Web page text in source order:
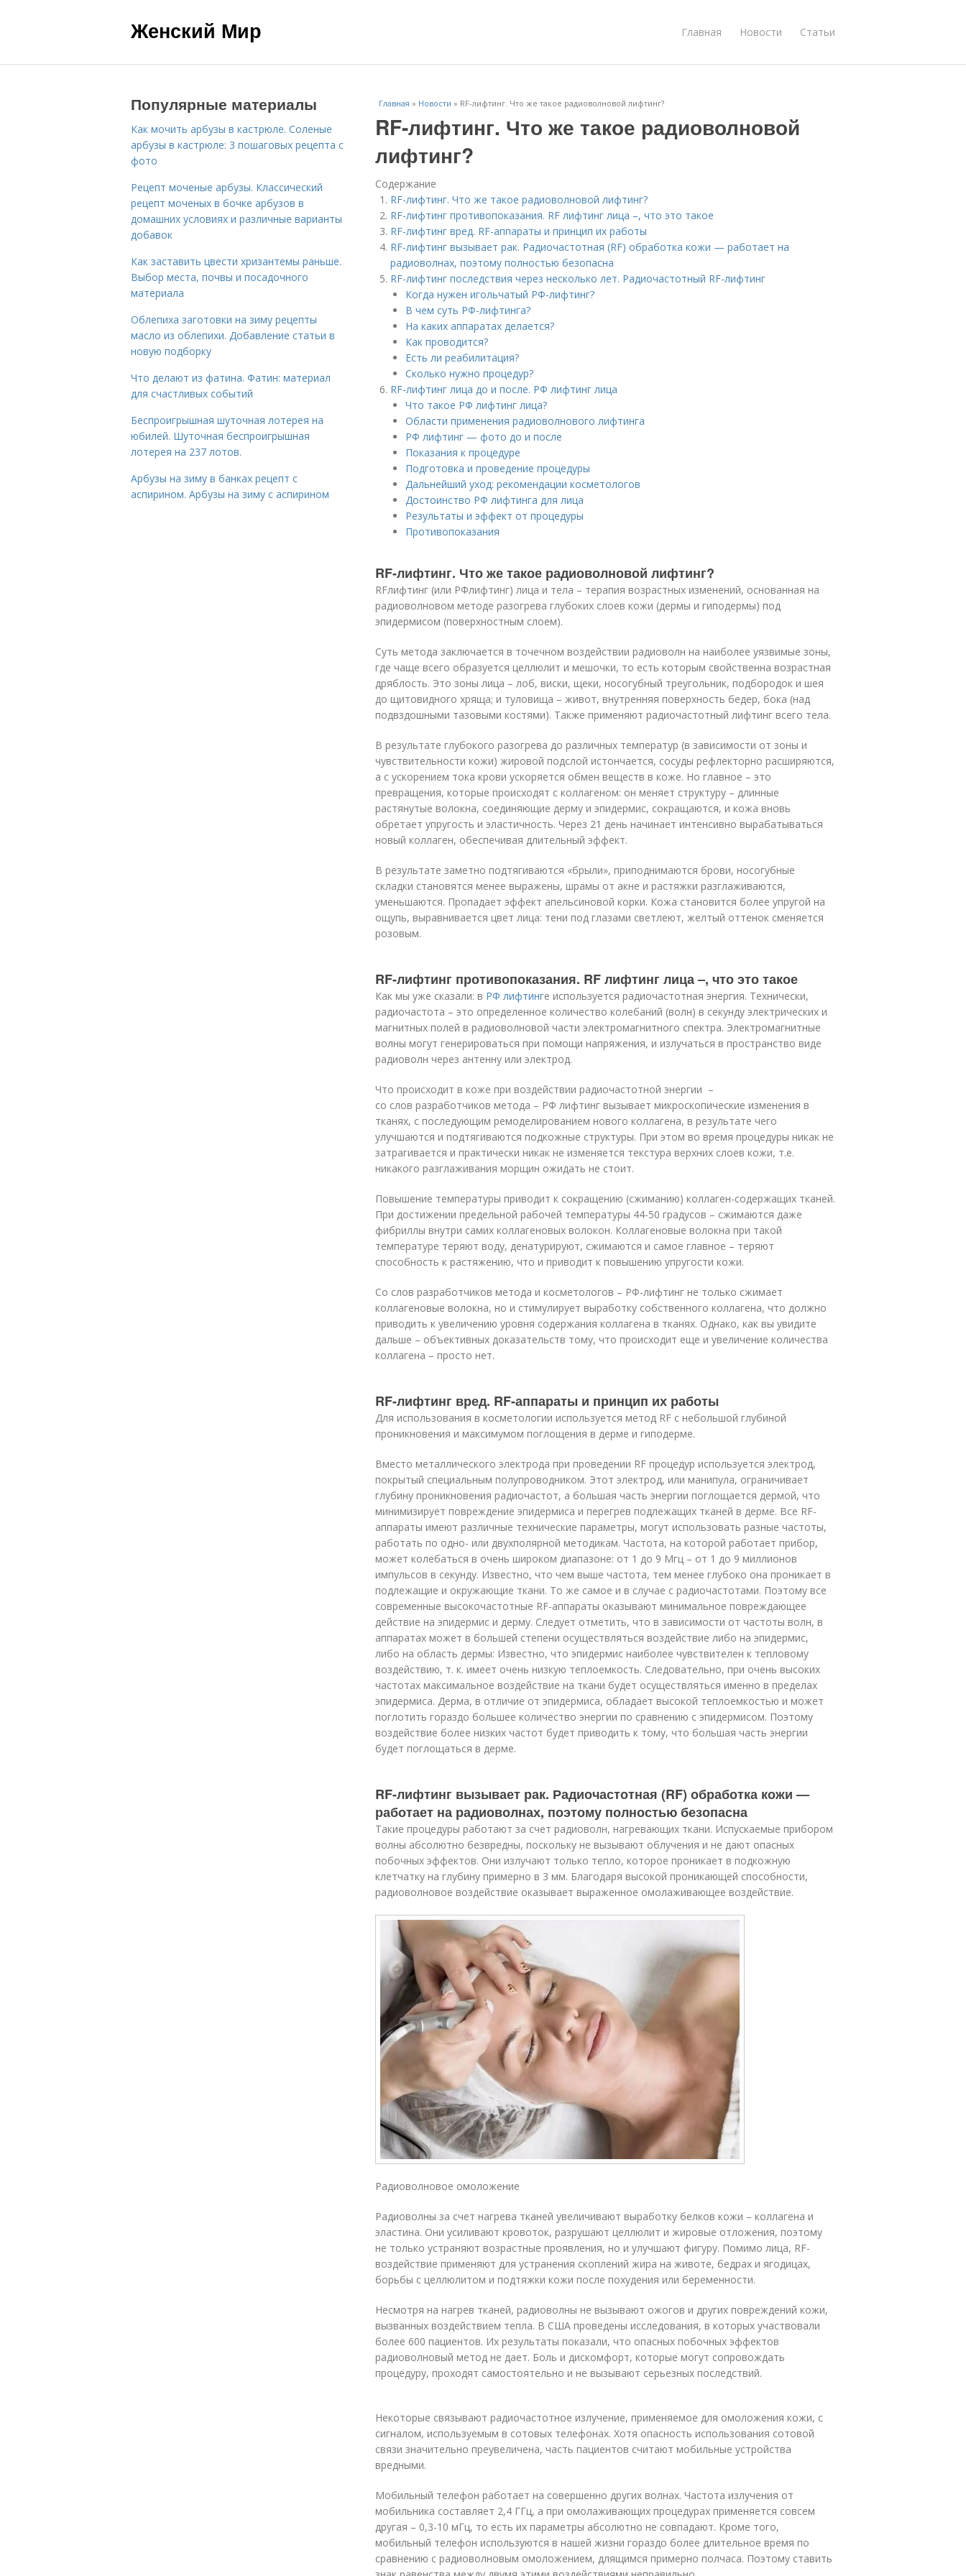
Женский Мир Главная Новости Статьи
Главная » Новости » RF-лифтинг. Что же такое радиоволновой лифтинг?
RF-лифтинг. Что же такое радиоволновой
лифтинг?
Содержание
RF-лифтинг. Что же такое радиоволновой лифтинг?
RF-лифтинг противопоказания. RF лифтинг лица –, что это такое
RF-лифтинг вред. RF-аппараты и принцип их работы
RF-лифтинг вызывает рак. Радиочастотная (RF) обработка кожи — работает на
радиоволнах, поэтому полностью безопасна
RF-лифтинг последствия через несколько лет. Радиочастотный RF-лифтинг
Когда нужен игольчатый РФ-лифтинг?
В чем суть РФ-лифтинга?
На каких аппаратах делается?
Как проводится?
Есть ли реабилитация?
Сколько нужно процедур?
RF-лифтинг лица до и после. РФ лифтинг лица
Что такое РФ лифтинг лица?
Области применения радиоволнового лифтинга
РФ лифтинг — фото до и после
Показания к процедуре
Подготовка и проведение процедуры
Дальнейший уход: рекомендации косметологов
Достоинство РФ лифтинга для лица
Результаты и эффект от процедуры
Противопоказания
RF-лифтинг. Что же такое радиоволновой лифтинг?
RFлифтинг (или РФлифтинг) лица и тела – терапия возрастных изменений, основанная на
радиоволновом методе разогрева глубоких слоев кожи (дермы и гиподермы) под
эпидермисом (поверхностным слоем).
Суть метода заключается в точечном воздействии радиоволн на наиболее уязвимые зоны,
где чаще всего образуется целлюлит и мешочки, то есть которым свойственна возрастная
дряблость. Это зоны лица – лоб, виски, щеки, носогубный треугольник, подбородок и шея
до щитовидного хряща; и туловища – живот, внутренняя поверхность бедер, бока (над
подвздошными тазовыми костями). Также применяют радиочастотный лифтинг всего тела.
В результате глубокого разогрева до различных температур (в зависимости от зоны и
чувствительности кожи) жировой подслой истончается, сосуды рефлекторно расширяются,
а с ускорением тока крови ускоряется обмен веществ в коже. Но главное – это
превращения, которые происходят с коллагеном: он меняет структуру – длинные
растянутые волокна, соединяющие дерму и эпидермис, сокращаются, и кожа вновь
обретает упругость и эластичность. Через 21 день начинает интенсивно вырабатываться
новый коллаген, обеспечивая длительный эффект.
В результате заметно подтягиваются «брыли», приподнимаются брови, носогубные
складки становятся менее выражены, шрамы от акне и растяжки разглаживаются,
уменьшаются. Пропадает эффект апельсиновой корки. Кожа становится более упругой на
ощупь, выравнивается цвет лица: тени под глазами светлеют, желтый оттенок сменяется
розовым.
RF-лифтинг противопоказания. RF лифтинг лица –, что это такое
Как мы уже сказали: в РФ лифтинге используется радиочастотная энергия. Технически,
радиочастота – это определенное количество колебаний (волн) в секунду электрических и
магнитных полей в радиоволновой части электромагнитного спектра. Электромагнитные
волны могут генерироваться при помощи напряжения, и излучаться в пространство виде
радиоволн через антенну или электрод.
Что происходит в коже при воздействии радиочастотной энергии –
со слов разработчиков метода – РФ лифтинг вызывает микроскопические изменения в
тканях, с последующим ремоделированием нового коллагена, в результате чего
улучшаются и подтягиваются подкожные структуры. При этом во время процедуры никак не
затрагивается и практически никак не изменяется текстура верхних слоев кожи, т.е.
никакого разглаживания морщин ожидать не стоит.
Повышение температуры приводит к сокращению (сжиманию) коллаген-содержащих тканей.
При достижении предельной рабочей температуры 44-50 градусов – сжимаются даже
фибриллы внутри самих коллагеновых волокон. Коллагеновые волокна при такой
температуре теряют воду, денатурируют, сжимаются и самое главное – теряют
способность к растяжению, что и приводит к повышению упругости кожи.
Со слов разработчиков метода и косметологов – РФ-лифтинг не только сжимает
коллагеновые волокна, но и стимулирует выработку собственного коллагена, что должно
приводить к увеличению уровня содержания коллагена в тканях. Однако, как вы увидите
дальше – объективных доказательств тому, что происходит еще и увеличение количества
коллагена – просто нет.
RF-лифтинг вред. RF-аппараты и принцип их работы
Для использования в косметологии используется метод RF с небольшой глубиной
проникновения и максимумом поглощения в дерме и гиподерме.
Вместо металлического электрода при проведении RF процедур используется электрод,
покрытый специальным полупроводником. Этот электрод, или манипула, ограничивает
глубину проникновения радиочастот, а большая часть энергии поглощается дермой, что
минимизирует повреждение эпидермиса и перегрев подлежащих тканей в дерме. Все RF-
аппараты имеют различные технические параметры, могут использовать разные частоты,
работать по одно- или двухполярной методикам. Частота, на которой работает прибор,
может колебаться в очень широком диапазоне: от 1 до 9 Мгц – от 1 до 9 миллионов
импульсов в секунду. Известно, что чем выше частота, тем менее глубоко она проникает в
подлежащие и окружающие ткани. То же самое и в случае с радиочастотами. Поэтому все
современные высокочастотные RF-аппараты оказывают минимальное повреждающее
действие на эпидермис и дерму. Следует отметить, что в зависимости от частоты волн, в
аппаратах может в большей степени осуществляться воздействие либо на эпидермис,
либо на область дермы: Известно, что эпидермис наиболее чувствителен к тепловому
воздействию, т. к. имеет очень низкую теплоемкость. Следовательно, при очень высоких
частотах максимальное воздействие на ткани будет осуществляться именно в пределах
эпидермиса. Дерма, в отличие от эпидермиса, обладает высокой теплоемкостью и может
поглотить гораздо большее количество энергии по сравнению с эпидермисом. Поэтому
воздействие более низких частот будет приводить к тому, что большая часть энергии
будет поглощаться в дерме.
RF-лифтинг вызывает рак. Радиочастотная (RF) обработка кожи —
работает на радиоволнах, поэтому полностью безопасна
Такие процедуры работают за счет радиоволн, нагревающих ткани. Испускаемые прибором
волны абсолютно безвредны, поскольку не вызывают облучения и не дают опасных
побочных эффектов. Они излучают только тепло, которое проникает в подкожную
клетчатку на глубину примерно в 3 мм. Благодаря высокой проникающей способности,
радиоволновое воздействие оказывает выраженное омолаживающее воздействие.
Радиоволновое омоложение
Радиоволны за счет нагрева тканей увеличивают выработку белков кожи – коллагена и
эластина. Они усиливают кровоток, разрушают целлюлит и жировые отложения, поэтому
не только устраняют возрастные проявления, но и улучшают фигуру. Помимо лица, RF-
воздействие применяют для устранения скоплений жира на животе, бедрах и ягодицах,
борьбы с целлюлитом и подтяжки кожи после похудения или беременности.
Несмотря на нагрев тканей, радиоволны не вызывают ожогов и других повреждений кожи,
вызванных воздействием тепла. В США проведены исследования, в которых участвовали
более 600 пациентов. Их результаты показали, что опасных побочных эффектов
радиоволновый метод не дает. Боль и дискомфорт, которые могут сопровождать
процедуру, проходят самостоятельно и не вызывают серьезных последствий.
Некоторые связывают радиочастотное излучение, применяемое для омоложения кожи, с
сигналом, используемым в сотовых телефонах. Хотя опасность использования сотовой
связи значительно преувеличена, часть пациентов считают мобильные устройства
вредными.
Мобильный телефон работает на совершенно других волнах. Частота излучения от
мобильника составляет 2,4 ГГц, a при омолаживающих процедурах применяется совсем
другая – 0,3-10 мГц, то есть их параметры абсолютно не совпадают. Кроме того,
мобильный телефон используются в нашей жизни гораздо более длительное время по
сравнению с радиоволновым омоложением, длящимся примерно полчаса. Поэтому ставить
Популярные материалы
Как мочить арбузы в кастрюле. Соленые
арбузы в кастрюле: 3 пошаговых рецепта с
фото
Рецепт моченые арбузы. Классический
рецепт моченых в бочке арбузов в
домашних условиях и различные варианты
добавок
Как заставить цвести хризантемы раньше.
Выбор места, почвы и посадочного
материала
Облепиха заготовки на зиму рецепты
масло из облепихи. Добавление статьи в
новую подборку
Что делают из фатина. Фатин: материал
для счастливых событий
Беспроигрышная шуточная лотерея на
юбилей. Шуточная беспроигрышная
лотерея на 237 лотов.
Арбузы на зиму в банках рецепт с
аспирином. Арбузы на зиму с аспирином